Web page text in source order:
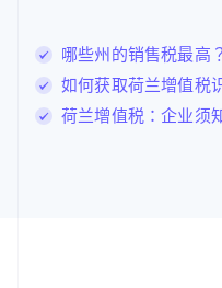
哪些州的销售税最高？
如何获取荷兰增值税
荷兰增值税：企业须
DeutschEnglish
卢森堡
FrançaisDeutsch English
罗马尼亚